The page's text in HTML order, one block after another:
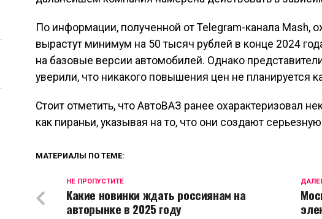
По информации, полученной от Telegram-канала Mash,
вырастут минимум на 50 тысяч рублей в конце 2024
на базовые версии автомобилей. Однако
уверили, что никакого повышения цен не планируется
Стоит отметить, что АвтоВАЗ ранее охарактеризовал
как пираньи, указывая на то, что они создают
МАТЕРИАЛЫ ПО ТЕМЕ:
НЕ ПРОПУСТИТЕ
Какие новинки ждать россиянам на
авторынке в 2025 году